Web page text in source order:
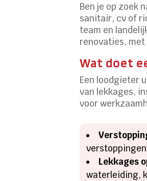
Ben je op zoek
sanitair, cv of
team en
renovaties,
Wat doet
Een loodgieter
van lekkages,
voor
Lekkages
waterleiding,